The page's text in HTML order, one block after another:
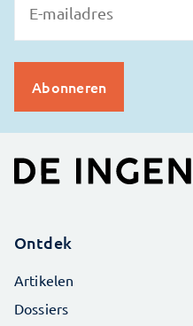
Ontdek
Artikelen
Dossiers